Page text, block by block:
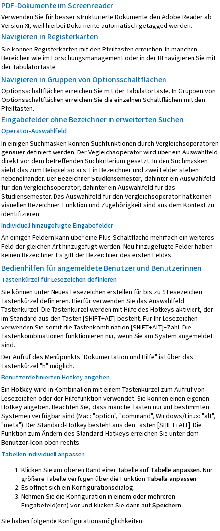
PDF-Dokumente im Screenreader
Verwenden Sie für besser strukturierte Dokumente den Adobe Reader ab
Version XI, weil hierbei Dokumente automatisch getagged werden.
Navigieren in Registerkarten
Sie können Registerkarten mit den Pfeiltasten erreichen. In manchen
Bereichen wie im Forschungsmanagement oder in der BI navigieren Sie mit
der Tabulatortaste.
Navigieren in Gruppen von Optionsschaltflächen
Optionsschaltflächen erreichen Sie mit der Tabulatortaste. In Gruppen von
Optionsschaltflächen erreichen Sie die einzelnen Schaltflächen mit den
Pfeiltasten.
Eingabefelder ohne Bezeichner in erweiterten Suchen
Operator-Auswahlfeld
In einigen Suchmasken können Suchfunktionen durch Vergleichsoperatoren
genauer definiert werden. Der Vegleichsoperator wird über ein Auswahlfeld
direkt vor dem betreffenden Suchkriterium gesetzt. In den Suchmasken
sieht das zum Beispiel so aus: Ein Bezeichner und zwei Felder stehen
nebeneinander. Der BezeichnerStudiensemester, dahinter ein Auswahlfeld
für den Vergleichsoperator, dahinter ein Auswahlfeld für das
Studiensemester. Das Auswahlfeld für den Vergleichsoperator hat keinen
visuellen Bezeichner. Funktion und Zugehörigkeit sind aus dem Kontext zu
identifizieren.
Individuell hinzugefügte Eingabefelder
An einigen Feldern kann über eine Plus-Schaltfläche mehrfach ein weiteres
Feld der gleichen Art hinzugefügt werden. Neu hinzugefügte Felder haben
keinen Bezeichner. Es gilt der Bezeichner des ersten Feldes.
Bedienhilfen für angemeldete Benutzer und Benutzerinnen
Tastenkürzel für Lesezeichen definieren
Sie können unter Neues Lesezeichen erstellen für bis zu 9 Lesezeichen
Tastenkürzel definieren. Hierfür verwenden Sie das Auswahlfeld
Tastenkürzel. Die Tastenkürzel werden mit Hilfe des Hotkeys aktiviert, der
im Standard aus den Tasten [SHIFT+ALT] besteht. Für Ihr Lesezeichen
verwenden Sie somit die Tastenkombination [SHIFT+ALT]+Zahl. Die
Tastenkombinationen funktionieren nur, wenn Sie am System angemeldet
sind.
Der Aufruf des Menüpunkts "Dokumentation und Hilfe" ist über das
Tastenkürzel "h" möglich.
BenutzerdefiniertenHotkey angeben
Ein Hotkeywird in Kombination mit einem Tastenkürzel zum Aufruf von
Lesezeichen oder der Hilfefunktion verwendet. Sie können einen eigenen
Hotkey angeben. Beachten Sie, dass manche Tasten nur auf bestimmten
Systemen verfügbar sind (Mac: "option", "command", Windows/Linux: "alt",
"meta"). Der Standard-Hotkey besteht aus den Tasten [SHIFT+ALT]. Die
Funktion zum Ändern des Standard-Hotkeys erreichen Sie unter dem
Benutzer-Iconoben rechts.
Tabellen individuell anpassen
Klicken Sie am oberen Rand einer Tabelle auf Tabelle anpassen. Nur
größere Tabelle verfügen über die Funktion Tabelle anpassen
Es öffnet sich ein Konfigurationsdialog.
Nehmen Sie die Konfiguration in einem oder mehreren
Eingabefeld(ern) vor und klicken Sie dann aufSpeichern.
Sie haben folgende Konfigurationsmöglichkeiten: